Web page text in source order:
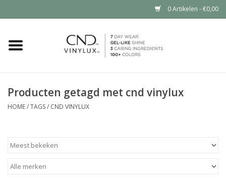
0 Artikelen - €0,00
Home
Nailart voor jou
Producten getagd met cnd vinylux
HOME/TAGS/ CND VINYLUX